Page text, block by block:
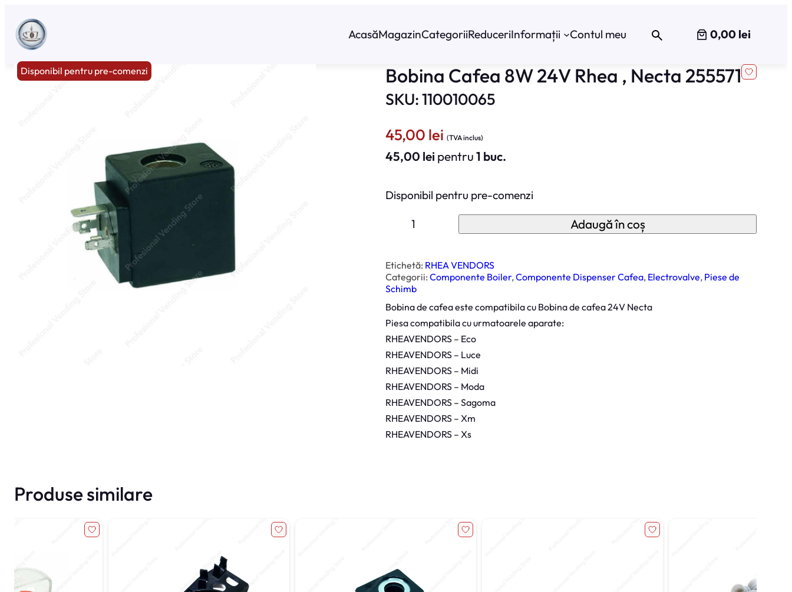
conținut
AcasăMagazinCategoriiReduceriInformații Contul meu 0,00 lei
Disponibil pentru pre-comenzi Bobina Cafea 8W 24V Rhea , Necta 255571
SKU: 110010065
45,00 lei (TVA inclus)
45,00 lei pentru1 buc.
Disponibil pentru pre-comenzi
t
a
t
e
B
b
n
a
C
a
f
e
a
8
W
2
4
V
R
h
e
Adaugă în coș
Etichetă: RHEA VENDORS
Categorii: Componente Boiler, Componente Dispenser Cafea, Electrovalve, Piese de
Schimb
Bobina de cafea este compatibila cu Bobina de cafea 24V Necta
Piesa compatibila cu urmatoarele aparate:
RHEAVENDORS – Eco
RHEAVENDORS – Luce
RHEAVENDORS – Midi
RHEAVENDORS – Moda
RHEAVENDORS – Sagoma
RHEAVENDORS – Xm
RHEAVENDORS – Xs
Produse similare